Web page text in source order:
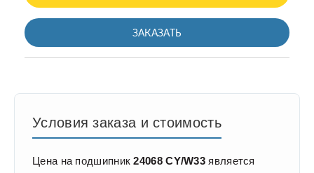
ЗАКАЗАТЬ
Условия заказа и стоимость
Цена на подшипник24068 CY/W33 является